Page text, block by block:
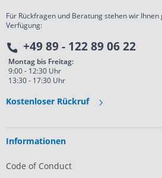
Für Rückfragen und Beratung stehen wir
Verfügung:
+49 89 - 122 89 06 22
Montag bis Freitag:
9:00 - 12:30 Uhr
13:30 - 17:30 Uhr
Kostenloser Rückruf
Informationen
Code of Conduct